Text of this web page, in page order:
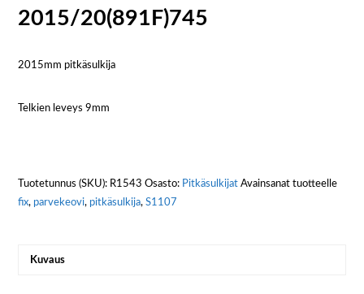
2015/20(891F)745
2015mm pitkäsulkija
Telkien leveys 9mm
Tuotetunnus (SKU): R1543 Osasto: Pitkäsulkijat Avainsanat tuotteelle
fix, parvekeovi, pitkäsulkija,S1107
Kuvaus